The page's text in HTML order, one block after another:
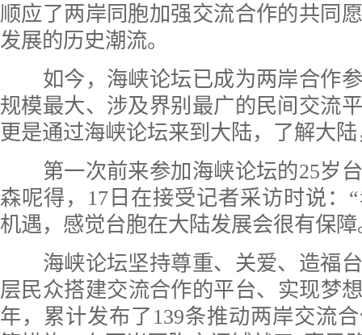
顺应了两岸同胞加强交流合作的共同
发展的历史潮流。
如今，海峡论坛已成为两岸合作参
规模最大、涉及界别最广的民间交流
更是通过海峡论坛来到大陆，了解大
第一次前来参加海峡论坛的25岁台
森呢得，17日在接受记者采访时说：
机遇，感觉台胞在大陆发展会很有保障
海峡论坛坚持尊重、关爱、造福台
层民众搭建交流合作的平台、实现梦
年，累计发布了139条推动两岸交流